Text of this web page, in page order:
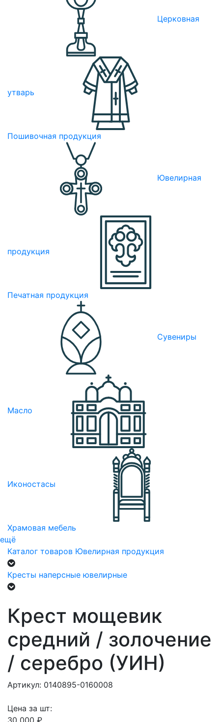
Церковная
утварь
Пошивочная продукция
Ювелирная
продукция
Печатная продукция
Сувениры
Масло
Иконостасы
Храмовая мебель
ещё
Каталог товаров Ювелирная продукция
Кресты наперсные ювелирные
Крест мощевик
средний / золочение
/ серебро (УИН)
Артикул: 0140895-0160008
Цена за шт:
30 000 ₽